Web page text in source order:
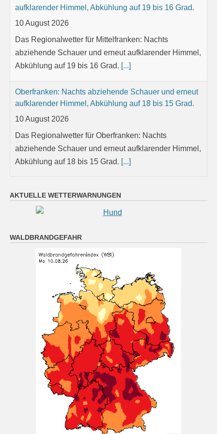
abziehende Schauer und erneut aufklarender Himmel,
Abkühlung auf 19 bis 16 Grad.
Oberfranken: Nachts abziehende Schauer und erneut
aufklarender Himmel, Abkühlung auf 18 bis 15 Grad.
Das Regionalwetter für Oberfranken: Nachts
abziehende Schauer und erneut aufklarender Himmel,
Abkühlung auf 18 bis 15 Grad.
Niederbayern: Nachts abziehende Schauer und
erneut aufklarender Himmel, Abkühlung auf 18 bis 15
abziehende Schauer und erneut aufklarender Himmel,
Oberpfalz: Nachts abziehende Schauer und erneut
aufklarender Himmel, Abkühlung auf 19 bis 16 Grad.
Das Regionalwetter für Oberpfalz: Nachts abziehende
Schauer und erneut aufklarender Himmel, Abkühlung
auf 19 bis 16 Grad. [...]
München (10.8. 4:00): leicht bewölkt 21°
10 August 2026
Wetterwerte von Montag 10.08.2026 04:00:
Wetterzustand: leicht bewölkt Lufttemperatur in 2
Metern Höhe: 21° mittlere Windrichtung: S
AKTUELLE WETTERWARNUNGEN
WALDBRANDGEFAHR